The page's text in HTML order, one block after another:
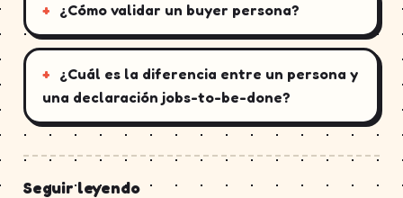
¿Cómo validar un buyer persona?
¿Cuál es la diferencia entre un persona y
una declaración jobs-to-be-done?
Seguir leyendo